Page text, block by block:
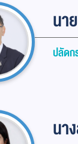
นา
ปลัดก
นา